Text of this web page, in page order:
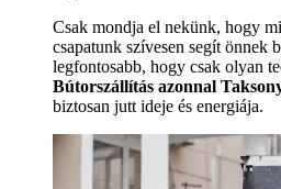
Csak mondja el nekünk, hogy
csapatunk szívesen segít önnek
legfontosabb, hogy csak olyan
Bútorszállítás azonnal
biztosan jutt ideje és energiája.